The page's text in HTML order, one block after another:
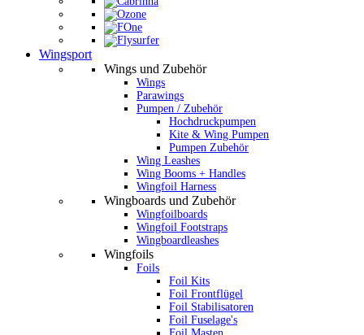
Wingsport
Wings und Zubehör
Wings
Parawings
Pumpen / Zubehör
Hochdruckpumpen
Kite & Wing Pumpen
Pumpen Zubehör
Wing Leashes
Wing Booms + Handles
Wingfoil Harness
Wingboards und Zubehör
Wingfoilboards
Wingfoil Footstraps
Wingboardleashes
Wingfoils
Foils
Foil Kits
Foil Frontflügel
Foil Stabilisatoren
Foil Fuselage's